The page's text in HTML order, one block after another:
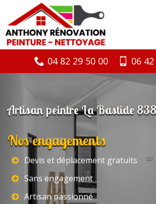
04 82 29 50 00 06
Artisan peintre La Bastide
Nos engagements
Devis et déplacement gratuits
Sans engagement
Artisan passionné